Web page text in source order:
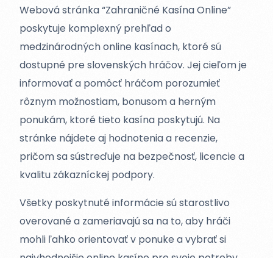
Webová stránka “Zahraničné Kasína Online”
poskytuje komplexný prehľad o
medzinárodných online kasínach, ktoré sú
dostupné pre slovenských hráčov. Jej cieľom je
informovať a pomôcť hráčom porozumieť
rôznym možnostiam, bonusom a herným
ponukám, ktoré tieto kasína poskytujú. Na
stránke nájdete aj hodnotenia a recenzie,
pričom sa sústreďuje na bezpečnosť, licencie a
kvalitu zákazníckej podpory.
Všetky poskytnuté informácie sú starostlivo
overované a zameriavajú sa na to, aby hráči
mohli ľahko orientovať v ponuke a vybrať si